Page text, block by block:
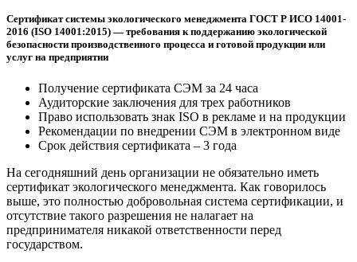
Сертификат системы экологического менеджмента ГОСТ Р ИСО 14001-
2016 (ISO 14001:2015) — требования к поддержанию экологической
безопасности производственного процесса и готовой продукции или
услуг на предприятии
Получение сертификата СЭМ за 24 часа
Аудиторские заключения для трех работников
Право использовать знак ISO в рекламе и на продукции
Рекомендации по внедрении СЭМ в электронном виде
Срок действия сертификата – 3 года
На сегодняшний день организации не обязательно иметь
сертификат экологического менеджмента. Как говорилось
выше, это полностью добровольная система сертификации, и
отсутствие такого разрешения не налагает на
предпринимателя никакой ответственности перед
государством.